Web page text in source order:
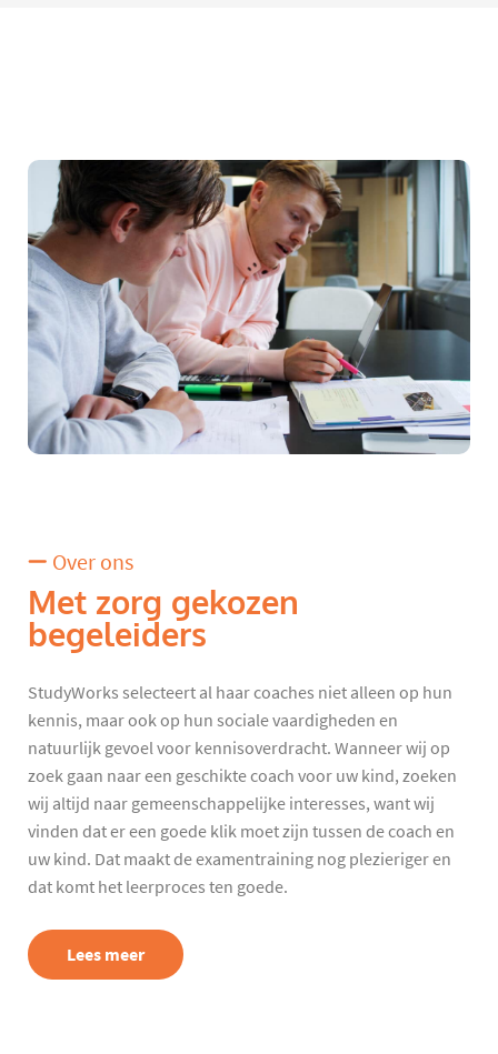
Over ons
Met zorg gekozen
begeleiders
StudyWorks selecteert al haar coaches niet alleen op hun
kennis, maar ook op hun sociale vaardigheden en
natuurlijk gevoel voor kennisoverdracht. Wanneer wij op
zoek gaan naar een geschikte coach voor uw kind, zoeken
wij altijd naar gemeenschappelijke interesses, want wij
vinden dat er een goede klik moet zijn tussen de coach en
uw kind. Dat maakt de examentraining nog plezieriger en
dat komt het leerproces ten goede.
Lees meer